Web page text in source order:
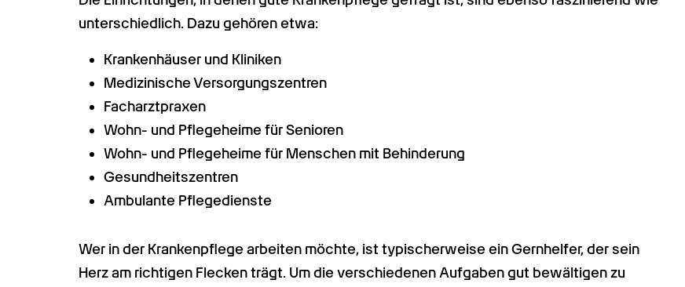
unterschiedlich. Dazu gehören etwa:
Krankenhäuser und Kliniken
Medizinische Versorgungszentren
Facharztpraxen
Wohn- und Pflegeheime für Senioren
Wohn- und Pflegeheime für Menschen mit Behinderung
Gesundheitszentren
Ambulante Pflegedienste
Wer in der Krankenpflege arbeiten möchte, ist typischerweise ein Gernhelfer, der sein
Herz am richtigen Flecken trägt. Um die verschiedenen Aufgaben gut bewältigen zu